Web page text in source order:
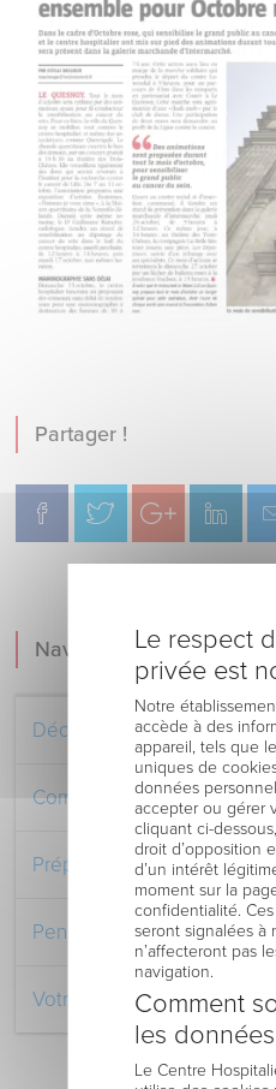
Partager !
Navigation
Découvrez le Centre
Comment venir au Centre
Préparer votre séjour à
Pendant votre séjour à
Votre retour au domicile
Le respect
privée est
Notre
accède à des
appareil, tels que
uniques de
données
accepter ou gérer
cliquant ci-
droit d’opposition
d’un intérêt
moment sur la
confidentialité.
seront signalées à
n’affecteront pas
navigation.
Comment
les
Le Centre